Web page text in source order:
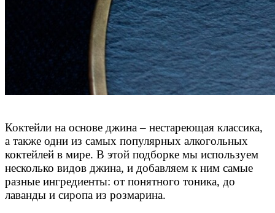
Коктейли на основе джина – нестареющая классика,
а также одни из самых популярных алкогольных
коктейлей в мире. В этой подборке мы используем
несколько видов джина, и добавляем к ним самые
разные ингредиенты: от понятного тоника, до
лаванды и сиропа из розмарина.